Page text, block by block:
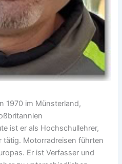
1970 im Münsterland,
ist er als Hochschullehrer,
tätig. Motorradreisen führten
Er ist Verfasser und